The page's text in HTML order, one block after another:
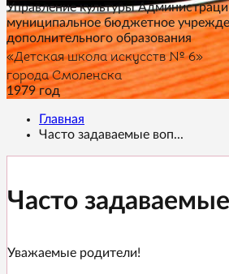
Управление культуры
муниципальное бюджетное
дополнительного образования
«Детская школа искусств № 6»
города Смоленска
1979 год
Главная
Часто задаваемые воп...
Часто
Уважаемые родители!